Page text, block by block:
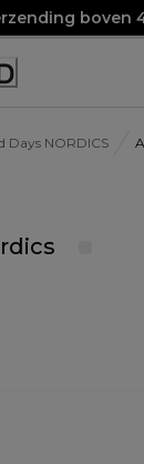
boven
Days NORDICS